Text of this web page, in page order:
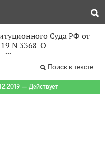
Суда РФ от
N 3368-О
Поиск в тексте
— Действует